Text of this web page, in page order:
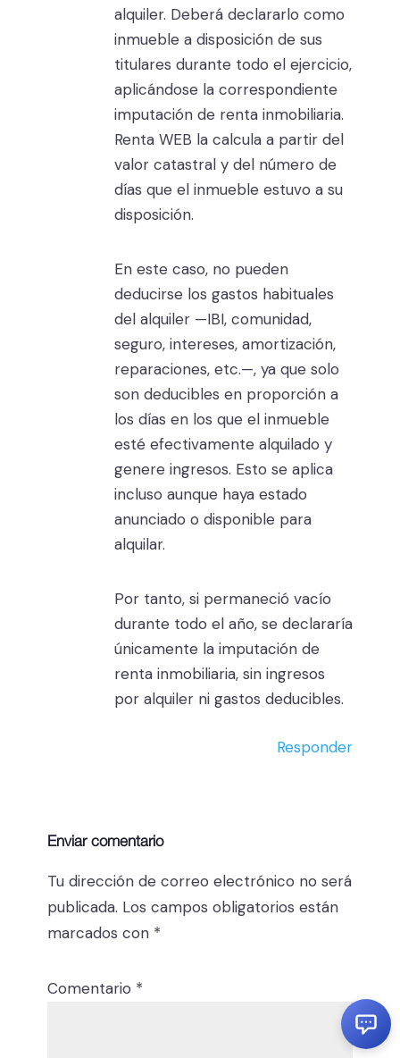
alquiler. Deberá declararlo como
inmueble a disposición de sus
titulares durante todo el ejercicio,
aplicándose la correspondiente
imputación de renta inmobiliaria.
Renta WEB la calcula a partir del
valor catastral y del número de
días que el inmueble estuvo a su
disposición.
En este caso, no pueden
deducirse los gastos habituales
del alquiler —IBI, comunidad,
seguro, intereses, amortización,
reparaciones, etc.—, ya que solo
son deducibles en proporción a
los días en los que el inmueble
esté efectivamente alquilado y
genere ingresos. Esto se aplica
incluso aunque haya estado
anunciado o disponible para
alquilar.
Por tanto, si permaneció vacío
durante todo el año, se declararía
únicamente la imputación de
renta inmobiliaria, sin ingresos
por alquiler ni gastos deducibles.
Responder
Enviar comentario
Tu dirección de correo electrónico no será
publicada. Los campos obligatorios están
marcados con *
Comentario *